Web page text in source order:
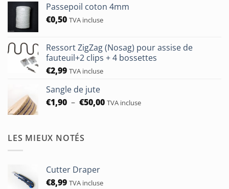
€0,45
à
Passepoil coton 4mm
€0,50 TVA incluse
Ressort ZigZag (Nosag) pour assise de
fauteuil+2 clips + 4 bossettes
€2,99 TVA incluse
Sangle de jute
€1,90 – €50,00Plage
TVA incluse
LES MIEUX NOTÉS
Cutter Draper
€8,99 TVA incluse